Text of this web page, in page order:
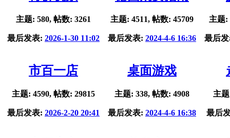
主题: 580, 帖数: 3261
最后发表: 2026-1-30 11:02
主题: 4511, 帖数: 45709
最后发表: 2024-4-6 16:36
主题:
最后
市百一店
主题: 4590, 帖数: 29815
最后发表: 2026-2-20 20:41
桌面游戏
主题: 338, 帖数: 4908
最后发表: 2024-4-6 16:38
主
最后